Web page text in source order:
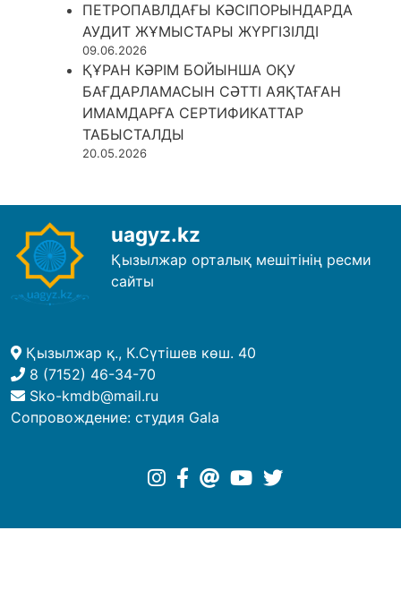
ПЕТРОПАВЛДАҒЫ КӘСІПОРЫНДАРДА
АУДИТ ЖҰМЫСТАРЫ ЖҮРГІЗІЛДІ
09.06.2026
ҚҰРАН КӘРІМ БОЙЫНША ОҚУ
БАҒДАРЛАМАСЫН СӘТТІ АЯҚТАҒАН
ИМАМДАРҒА СЕРТИФИКАТТАР
ТАБЫСТАЛДЫ
20.05.2026
uagyz.kz
Қызылжар орталық мешітінің ресми
сайты
Қызылжар қ., К.Сүтішев көш. 40
8 (7152) 46-34-70
Sko-kmdb@mail.ru
Сопровождение: студия Gala